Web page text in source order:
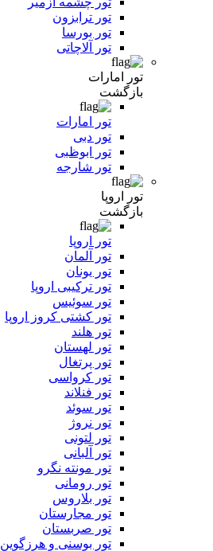
تور ترابزون
تور بورسا
تور آلاچاتی
تور امارات
بازگشت
تور امارات
تور دبی
تور ابوظبی
تور شارجه
تور اروپا
بازگشت
تور اروپا
تور آلمان
تور یونان
تور ترکیبی اروپا
تور سوئیس
تور کشتی کروز اروپا
تور هلند
تور لهستان
تور پرتغال
تور کرواسی
تور فنلاند
تور سوئد
تور نروژ
تور لتونی
تور آلبانی
تور مونته نگرو
تور رومانی
تور بلاروس
تور مجارستان
تور صربستان
تور بوسنی و هرزگوین